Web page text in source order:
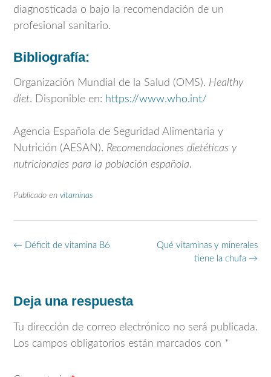
diagnosticada o bajo la recomendación de un
profesional sanitario.
Bibliografía:
Organización Mundial de la Salud (OMS). Healthy
diet. Disponible en: https://www.who.int/
Agencia Española de Seguridad Alimentaria y
Nutrición (AESAN). Recomendaciones dietéticas y
nutricionales para la población española.
Publicado en vitaminas
Navegación
Qué vitaminas y minerales
tiene la chufa →
← Déficit de vitamina B6
Deja una respuesta
Tu dirección de correo electrónico no será publicada.
Los campos obligatorios están marcados con *